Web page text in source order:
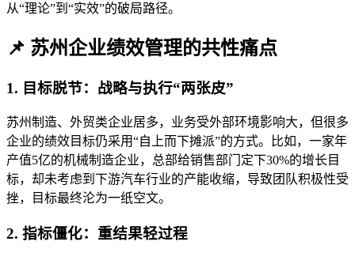
从“理论”到“实效”的破局路径。
📌 苏州企业绩效管理的共性痛点
1. 目标脱节：战略与执行“两张皮”
苏州制造、外贸类企业居多，业务受外部环境影响大，但很多
企业的绩效目标仍采用“自上而下摊派”的方式。比如，一家年
产值5亿的机械制造企业，总部给销售部门定下30%的增长目
标，却未考虑到下游汽车行业的产能收缩，导致团队积极性受
挫，目标最终沦为一纸空文。
2. 指标僵化：重结果轻过程